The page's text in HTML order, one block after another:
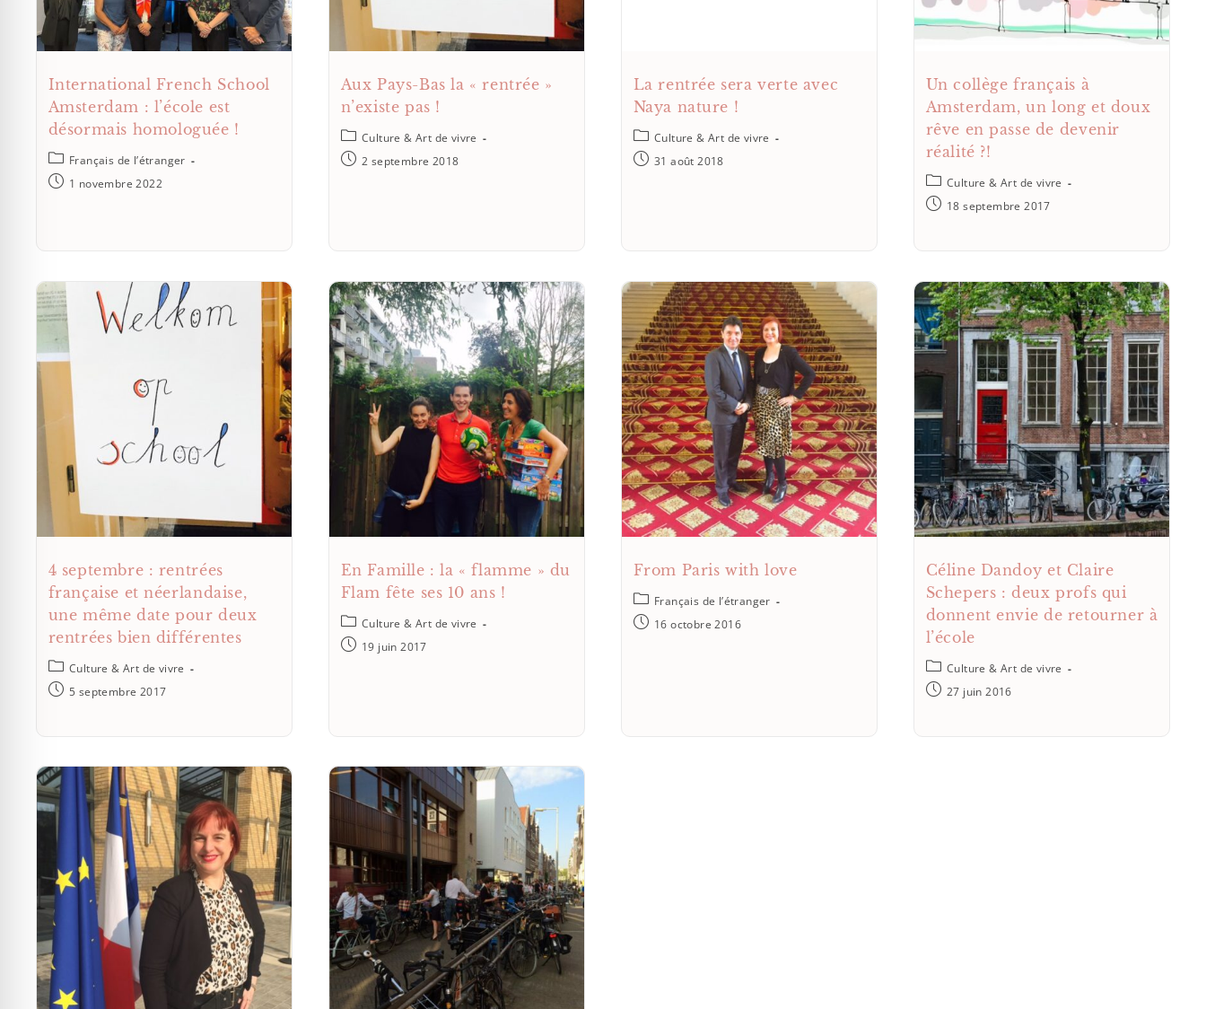
International French School
Amsterdam : l’école est
désormais homologuée !
Français de l’étranger
1 novembre 2022
Aux Pays-Bas la « rentrée »
n’existe pas !
Culture & Art de vivre
2 septembre 2018
La rentrée sera verte avec
Naya nature !
Culture & Art de vivre
31 août 2018
Un collège français à
Amsterdam, un long et doux
rêve en passe de devenir
réalité ?!
Culture & Art de vivre
18 septembre 2017
4 septembre : rentrées
française et néerlandaise,
une même date pour deux
rentrées bien différentes
Culture & Art de vivre
5 septembre 2017
En Famille : la « flamme » du
Flam fête ses 10 ans !
Culture & Art de vivre
19 juin 2017
From Paris with love
Français de l’étranger
16 octobre 2016
Céline Dandoy et Claire
Schepers : deux profs qui
donnent envie de retourner à
l’école
Culture & Art de vivre
27 juin 2016